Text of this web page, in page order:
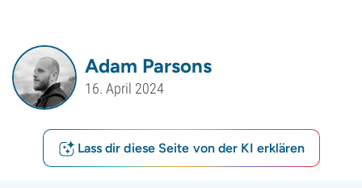
Adam Parsons
16. April 2024
Lass dir diese Seite von der KI erklären